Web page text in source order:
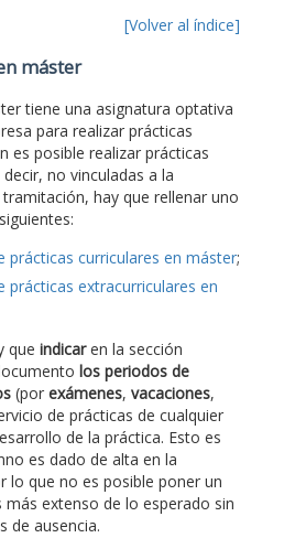
[Volver al índice]
máster
tiene una asignatura optativa
para realizar prácticas
es posible realizar prácticas
no vinculadas a la
hay que rellenar uno
prácticas curriculares en máster;
prácticas extracurriculares en
que indicaren la sección
los periodos de
(por exámenes, vacaciones,
de prácticas de cualquier
de la práctica. Esto es
es dado de alta en la
lo que no es posible poner un
extenso de lo esperado sin
de ausencia.